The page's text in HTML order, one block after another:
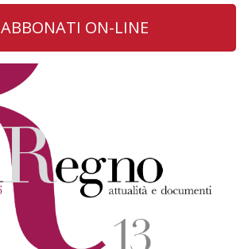
ABBONATI ON-LINE